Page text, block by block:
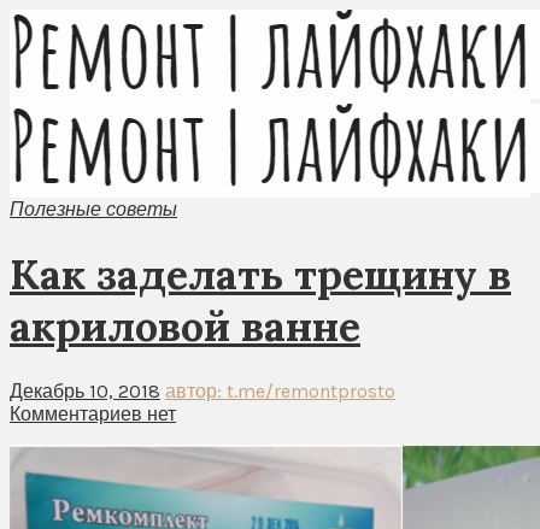
Полезные советы
Как заделать трещину в
акриловой ванне
Декабрь 10, 2018 автор: t.me/remontprosto
Комментариев нет